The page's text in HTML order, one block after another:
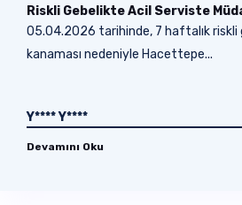
Riskli Gebelikte Acil Serviste
05.04.2026 tarihinde, 7 haftalık riskli
kanaması nedeniyle Hacettepe...
Y**** Y****
Devamını Oku